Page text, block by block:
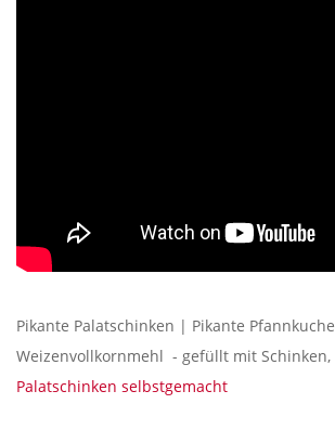
Pikante Palatschinken | Pikante
Weizenvollkornmehl - gefüllt mit Schinken,
Palatschinken selbstgemacht